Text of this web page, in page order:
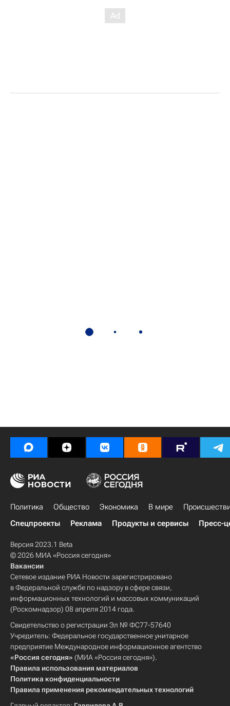
Политика Общество Экономика В мире
Спецпроекты
Реклама Продукты и сервисы Пресс-
Версия 2023.1 Beta
© 2026 МИА «Россия сегодня»
Вакансии
Сетевое издание РИА Новости зарегистрировано
в Федеральной службе по надзору в сфере связи,
информационных технологий и массовых коммуникаций
(Роскомнадзор) 08 апреля 2014 года.
Свидетельство о регистрации Эл № ФС77-57640
Учредитель: Федеральное государственное унитарное
предприятие Международное информационное агентство
«Россия сегодня» (МИА «Россия сегодня»).
Правила использования материалов
Политика конфиденциальности
Правила применения рекомендательных технологий